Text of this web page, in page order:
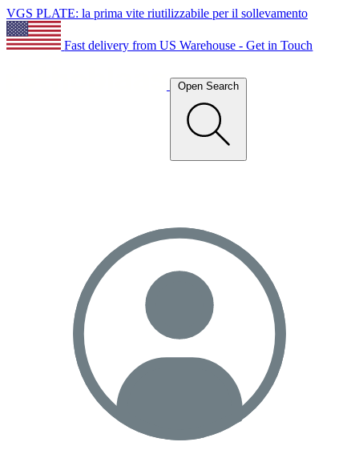
VGS PLATE: la prima vite riutilizzabile per il sollevamento
Fast delivery from US Warehouse - Get in Touch
Open Search